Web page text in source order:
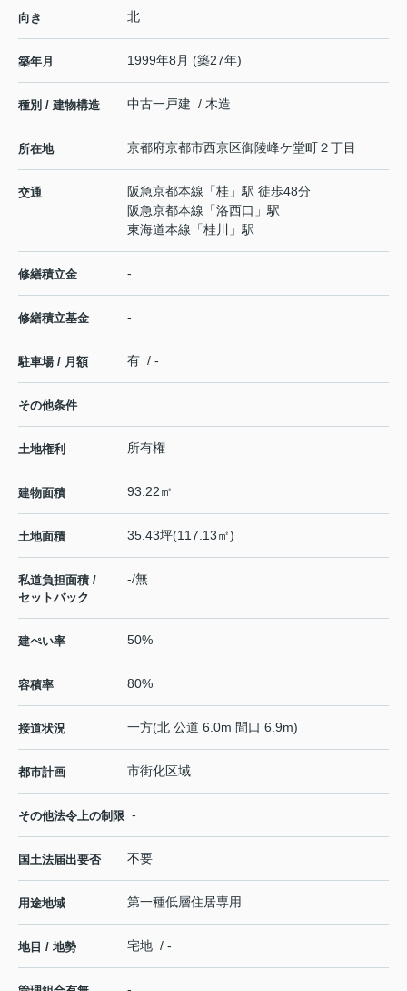
向き 北
築年月 1999年8月 (築27年)
種別 / 建物構造 中古一戸建 / 木造
所在地 京都府京都市西京区御陵峰ケ堂町２丁目
交通 阪急京都本線 「桂 」駅 徒歩48分
阪急京都本線 「洛西口 」駅
東海道本線 「桂川 」駅
修繕積立金 -
修繕積立基金 -
駐車場 / 月額 有 / -
その他条件
土地権利 所有権
建物面積 93.22㎡
土地面積 35.43坪(117.13㎡)
私道負担面積 /
セットバック
-/無
建ぺい率 50%
容積率 80%
接道状況 一方(北 公道 6.0m 間口 6.9m)
都市計画 市街化区域
その他法令上の制限 -
国土法届出要否 不要
用途地域 第一種低層住居専用
地目 / 地勢 宅地 / -